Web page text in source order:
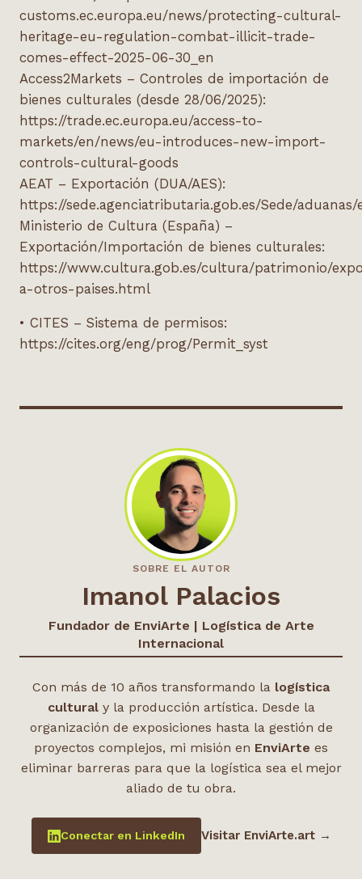
customs.ec.europa.eu/news/protecting-cultural-
heritage-eu-regulation-combat-illicit-trade-
comes-effect-2025-06-30_en
Access2Markets – Controles de importación de
bienes culturales (desde 28/06/2025):
https://trade.ec.europa.eu/access-to-
markets/en/news/eu-introduces-new-import-
controls-cultural-goods
AEAT – Exportación (DUA/AES):
https://sede.agenciatributaria.gob.es/Sede/
Ministerio de Cultura (España) –
Exportación/Importación de bienes culturales:
https://www.cultura.gob.es/cultura/patrimonio/
a-otros-paises.html
• CITES – Sistema de permisos:
https://cites.org/eng/prog/Permit_syst
SOBRE EL AUTOR
Imanol Palacios
Fundador de EnviArte | Logística de Arte
Internacional
Con más de 10 años transformando la logística
culturaly la producción artística. Desde la
organización de exposiciones hasta la gestión de
proyectos complejos, mi misión en EnviArte es
eliminar barreras para que la logística sea el mejor
aliado de tu obra.
Conectar en LinkedIn Visitar EnviArte.art →